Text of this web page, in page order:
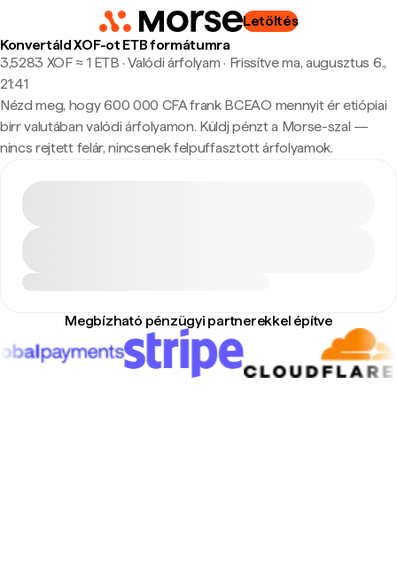
Letöltés
Konvertáld XOF-ot ETB formátumra
3,5283 XOF ≈ 1 ETB · Valódi árfolyam · Frissítve ma, augusztus 6.,
21:41
Nézd meg, hogy 600 000 CFA frank BCEAO mennyit ér etiópiai
birr valutában valódi árfolyamon. Küldj pénzt a Morse-szal —
nincs rejtett felár, nincsenek felpuffasztott árfolyamok.
Megbízható pénzügyi partnerekkel építve